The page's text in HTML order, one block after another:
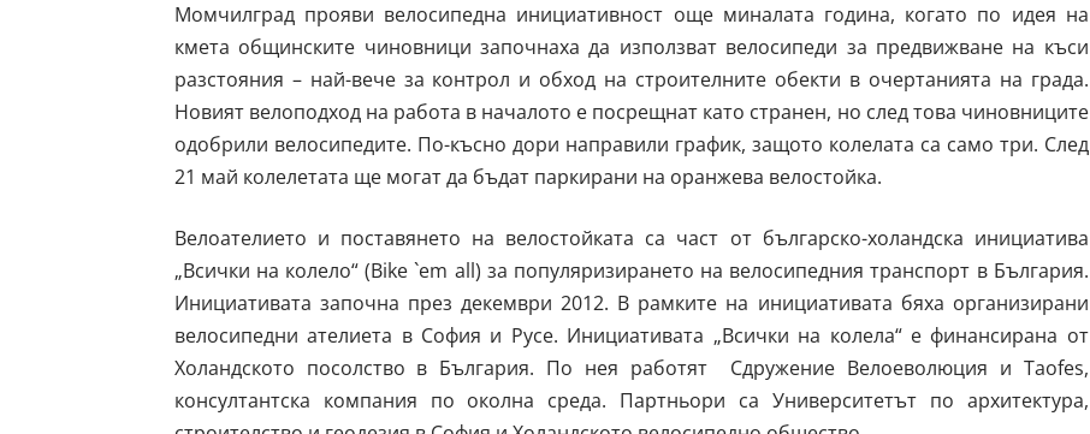
Момчилград прояви велосипедна инициативност още миналата година, когато по идея на
кмета общинските чиновници започнаха да използват велосипеди за предвижване на къси
разстояния – най-вече за контрол и обход на строителните обекти в очертанията на града.
Новият велоподход на работа в началото е посрещнат като странен, но след това чиновниците
одобрили велосипедите. По-късно дори направили график, защото колелата са само три. След
21 май колелетата ще могат да бъдат паркирани на оранжева велостойка.
Велоателието и поставянето на велостойката са част от българско-холандска инициатива
„Всички на колело“ (Bike `em all) за популяризирането на велосипедния транспорт в България.
Инициативата започна през декември 2012. В рамките на инициативата бяха организирани
велосипедни ателиета в София и Русе. Инициативата „Всички на колела“ е финансирана от
Холандското посолство в България. По нея работят Сдружение Велоеволюция и Taofes,
консултантска компания по околна среда. Партньори са Университетът по архитектура,